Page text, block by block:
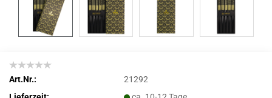
Art.Nr.:
21292